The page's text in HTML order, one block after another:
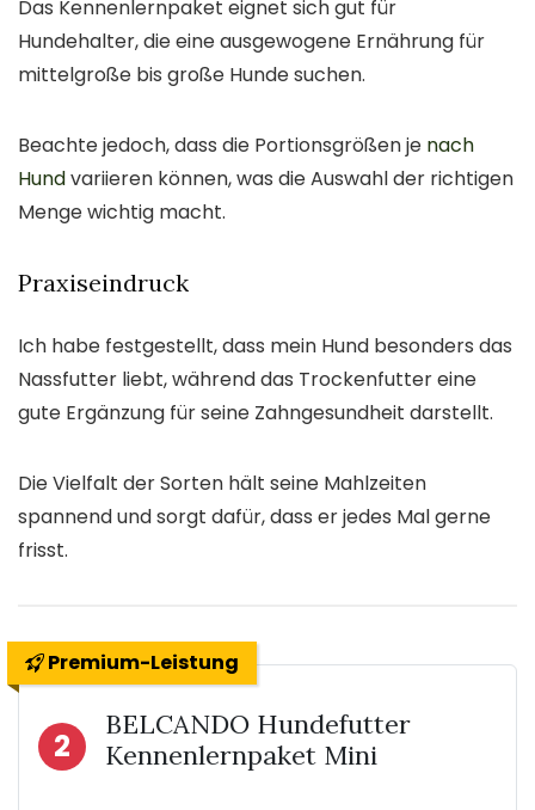
Das Kennenlernpaket eignet sich gut für
Hundehalter, die eine ausgewogene Ernährung für
mittelgroße bis große Hunde suchen.
Beachte jedoch, dass die Portionsgrößen je nach
Hundvariieren können, was die Auswahl der richtigen
Menge wichtig macht.
Praxiseindruck
Ich habe festgestellt, dass mein Hund besonders das
Nassfutter liebt, während das Trockenfutter eine
gute Ergänzung für seine Zahngesundheit darstellt.
Die Vielfalt der Sorten hält seine Mahlzeiten
spannend und sorgt dafür, dass er jedes Mal gerne
frisst.
Premium-Leistung
2
BELCANDO Hundefutter
Kennenlernpaket Mini